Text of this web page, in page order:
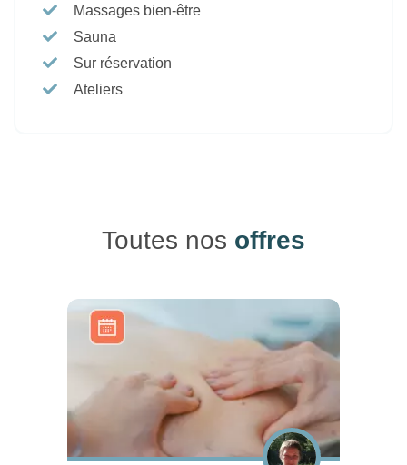
Massages bien-être
Sauna
Sur réservation
Ateliers
Toutes nos offres